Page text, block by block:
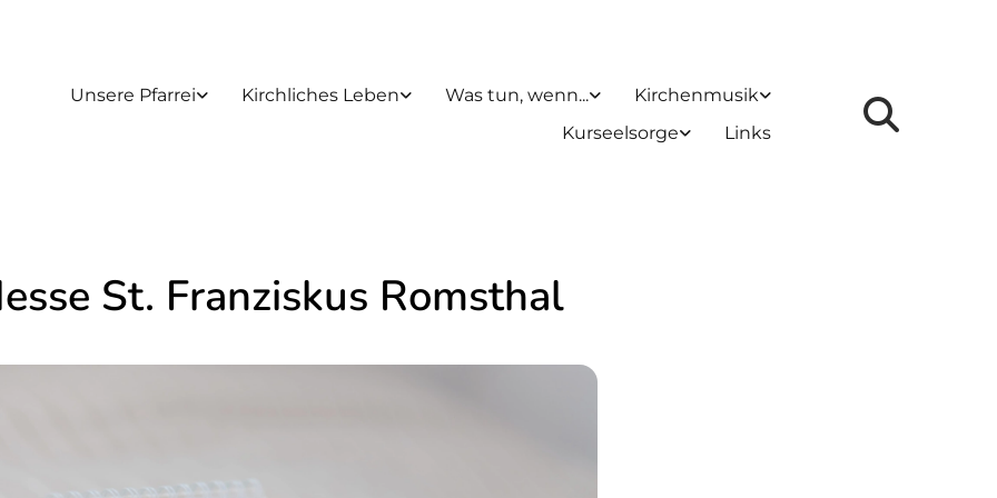
Unsere Pfarrei Kirchliches Leben Was tun, wenn...
Kirchenmusik
Kurseelsorge
Links
St. Franziskus Romsthal